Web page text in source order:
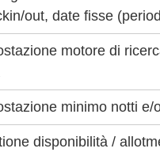
out, date fisse
motore di
minimo notti
disponibilità /